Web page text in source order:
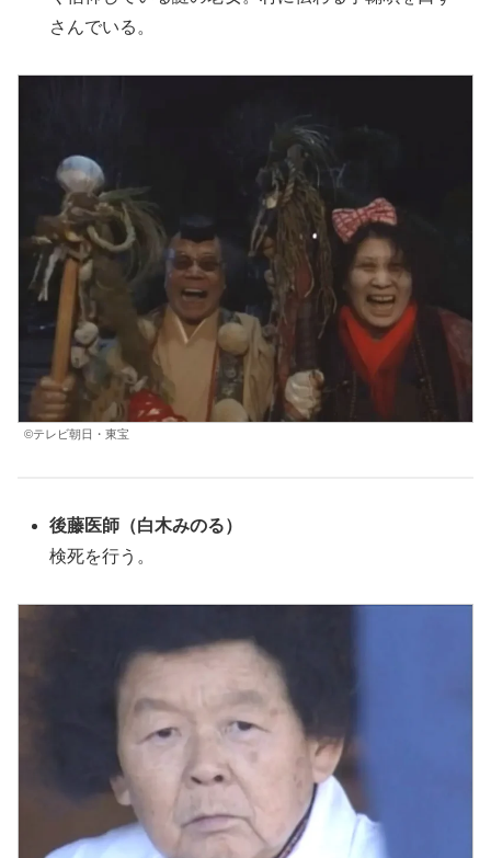
さんでいる。
©テレビ朝日・東宝
後藤医師 （白木みのる）
検死を行う。